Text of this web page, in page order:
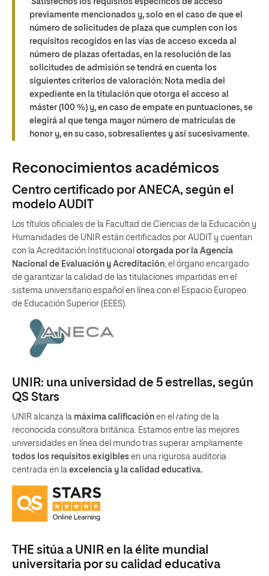
Satisfechos los requisitos específicos de acceso
previamente mencionados y, solo en el caso de que el
número de solicitudes de plaza que cumplen con los
requisitos recogidos en las vías de acceso exceda al
número de plazas ofertadas, en la resolución de las
solicitudes de admisión se tendrá en cuenta los
siguientes criterios de valoración: Nota media del
expediente en la titulación que otorga el acceso al
máster (100 %) y, en caso de empate en puntuaciones, se
elegirá al que tenga mayor número de matrículas de
honor y, en su caso, sobresalientes y así sucesivamente.
Reconocimientos académicos
Centro certificado por ANECA, según el
modelo AUDIT
Los títulos oficiales de la Facultad de Ciencias de la Educación y
Humanidades de UNIR están certificados por AUDIT y cuentan
con la Acreditación Institucional otorgada por la Agencia
Nacional de Evaluación y Acreditación, el órgano encargado
de garantizar la calidad de las titulaciones impartidas en el
sistema universitario español en línea con el Espacio Europeo
de Educación Superior (EEES).
UNIR: una universidad de 5 estrellas, según
QS Stars
UNIR alcanza la máxima calificación en el rating de la
reconocida consultora británica. Estamos entre las mejores
universidades en línea del mundo tras superar ampliamente
todos los requisitos exigibles en una rigurosa auditoria
centrada en la excelencia y la calidad educativa.
THE sitúa a UNIR en la élite mundial
universitaria por su calidad educativa